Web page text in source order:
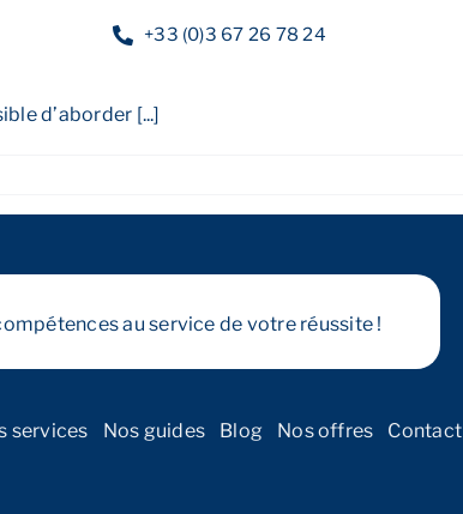
+33 (0)3 67 26 78 24
d’aborder [...]
au service de votre réussite !
services Nos guides Blog Nos offres Contact